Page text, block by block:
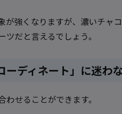
が強くなりますが、濃いチャ
だと言えるでしょう。
ーディネート」に迷わ
せることができます。